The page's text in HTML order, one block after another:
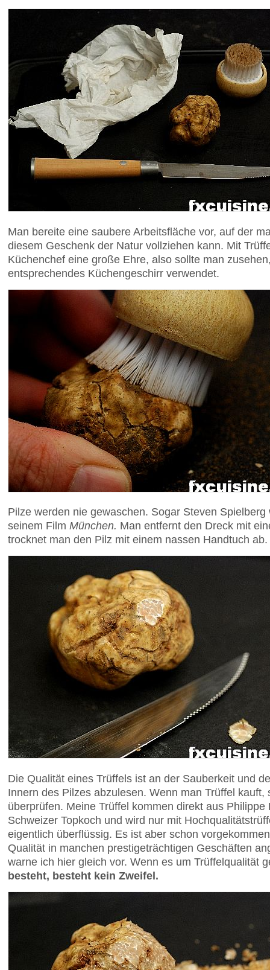
Man bereite eine saubere Arbeitsfläche vor, auf der
diesem Geschenk der Natur vollziehen kann. Mit
Küchenchef eine große Ehre, also sollte man
entsprechendes Küchengeschirr verwendet.
Pilze werden nie gewaschen. Sogar Steven
seinem Film München. Man entfernt den Dreck mit
trocknet man den Pilz mit einem nassen Handtuch ab.
Die Qualität eines Trüffels ist an der Sauberkeit und
Innern des Pilzes abzulesen. Wenn man Trüffel
überprüfen. Meine Trüffel kommen direkt aus
Schweizer Topkoch und wird nur mit
eigentlich überflüssig. Es ist aber schon
Qualität in manchen prestigeträchtigen Geschäften
warne ich hier gleich vor. Wenn es um Trüffelqualität
besteht, besteht kein Zweifel.